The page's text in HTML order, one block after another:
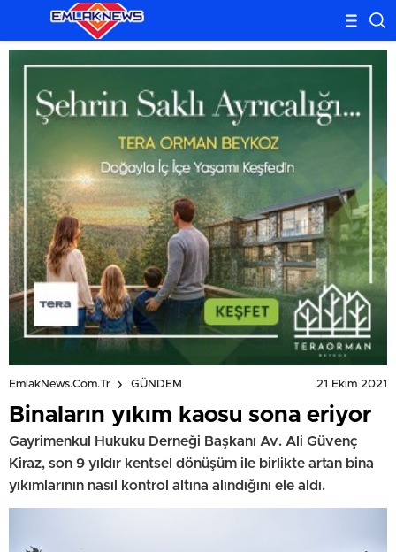
EmlakNews.com.tr GÜNDEM 21 Ekim 2021
Binaların yıkım kaosu sona eriyor
Gayrimenkul Hukuku Derneği Başkanı Av. Ali Güvenç
Kiraz, son 9 yıldır kentsel dönüşüm ile birlikte artan bina
yıkımlarının nasıl kontrol altına alındığını ele aldı.